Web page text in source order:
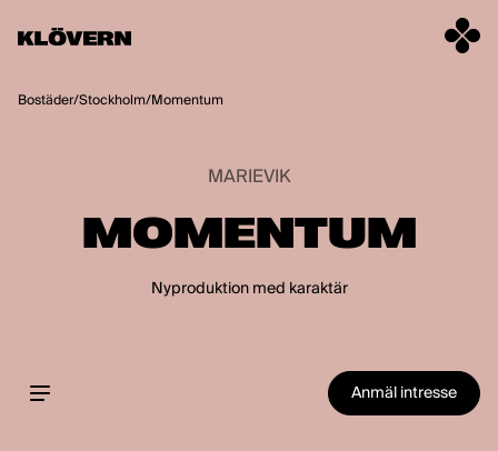
Bostäder/Stockholm/Momentum
MARIEVIK
MOMENTUM
Nyproduktion med karaktär
Anmäl intresse